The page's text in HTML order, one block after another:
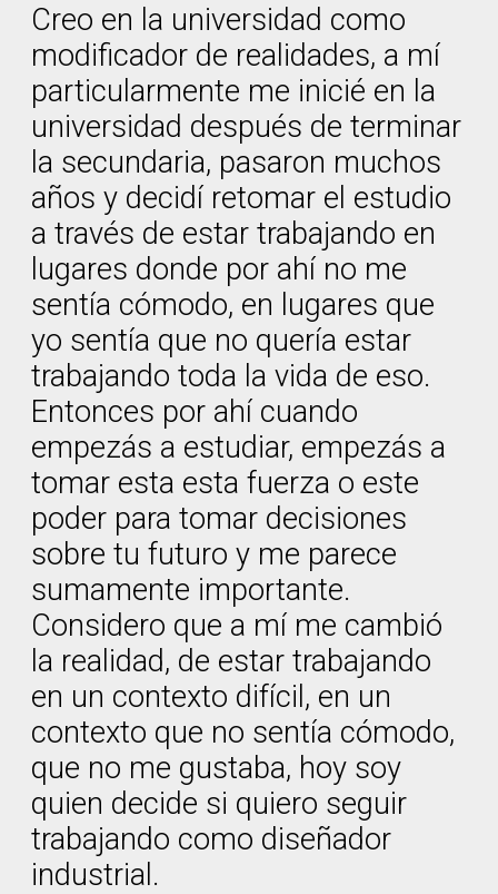
Creo en la universidad como
modificador de realidades, a mí
particularmente me inicié en la
universidad después de terminar
la secundaria, pasaron muchos
años y decidí retomar el estudio
a través de estar trabajando en
lugares donde por ahí no me
sentía cómodo, en lugares que
yo sentía que no quería estar
trabajando toda la vida de eso.
Entonces por ahí cuando
empezás a estudiar, empezás a
tomar esta esta fuerza o este
poder para tomar decisiones
sobre tu futuro y me parece
sumamente importante.
Considero que a mí me cambió
la realidad, de estar trabajando
en un contexto difícil, en un
contexto que no sentía cómodo,
que no me gustaba, hoy soy
quien decide si quiero seguir
trabajando como diseñador
industrial.